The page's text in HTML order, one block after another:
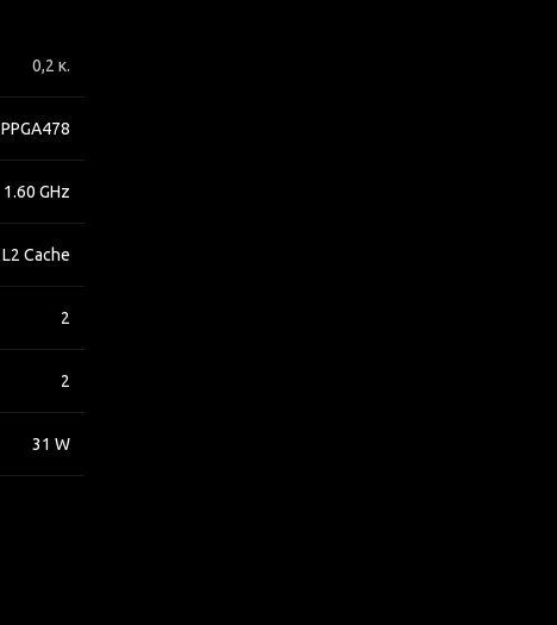
0,2 κ.
PPGA478
1.60 GHz
Cache
2
2
31 W